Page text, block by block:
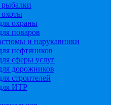
охраны
поваров
и нарукавники
нефтяников
сферы услуг
дорожников
строителей
ИТР